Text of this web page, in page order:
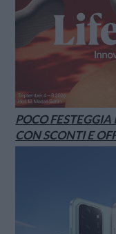
POCO
CON SCONTI E